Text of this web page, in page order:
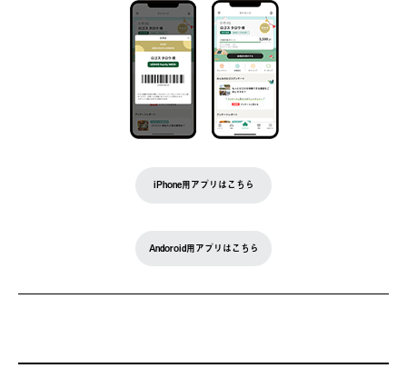
iPhone用アプリはこちら
Andoroid用アプリはこちら